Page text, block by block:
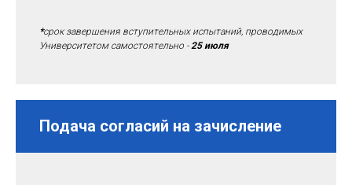
*срок завершения вступительных испытаний, проводимых
Университетом самостоятельно -25 июля
Подача согласий на зачисление